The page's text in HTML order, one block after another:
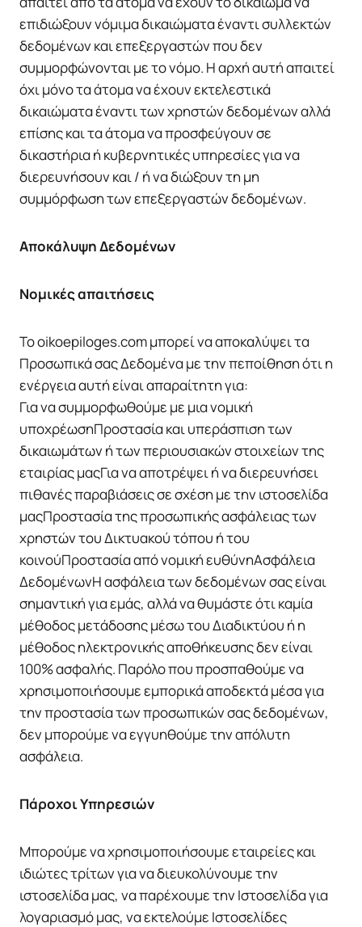
επιδιώξουν νόμιμα δικαιώματα έναντι συλλεκτών
δεδομένων και επεξεργαστών που δεν
συμμορφώνονται με το νόμο. Η αρχή αυτή απαιτεί
όχι μόνο τα άτομα να έχουν εκτελεστικά
δικαιώματα έναντι των χρηστών δεδομένων αλλά
επίσης και τα άτομα να προσφεύγουν σε
δικαστήρια ή κυβερνητικές υπηρεσίες για να
διερευνήσουν και / ή να διώξουν τη μη
συμμόρφωση των επεξεργαστών δεδομένων.
Αποκάλυψη Δεδομένων
Νομικές απαιτήσεις
To oikoepiloges.com μπορεί να αποκαλύψει τα
Προσωπικά σας Δεδομένα με την πεποίθηση ότι η
ενέργεια αυτή είναι απαραίτητη για:
Για να συμμορφωθούμε με μια νομική
υποχρέωσηΠροστασία και υπεράσπιση των
δικαιωμάτων ή των περιουσιακών στοιχείων της
εταιρίας μαςΓια να αποτρέψει ή να διερευνήσει
πιθανές παραβιάσεις σε σχέση με την ιστοσελίδα
μαςΠροστασία της προσωπικής ασφάλειας των
χρηστών του Δικτυακού τόπου ή του
κοινούΠροστασία από νομική ευθύνηΑσφάλεια
ΔεδομένωνΗ ασφάλεια των δεδομένων σας είναι
σημαντική για εμάς, αλλά να θυμάστε ότι καμία
μέθοδος μετάδοσης μέσω του Διαδικτύου ή η
μέθοδος ηλεκτρονικής αποθήκευσης δεν είναι
100% ασφαλής. Παρόλο που προσπαθούμε να
χρησιμοποιήσουμε εμπορικά αποδεκτά μέσα για
την προστασία των προσωπικών σας δεδομένων,
δεν μπορούμε να εγγυηθούμε την απόλυτη
ασφάλεια.
Πάροχοι Υπηρεσιών
Μπορούμε να χρησιμοποιήσουμε εταιρείες και
ιδιώτες τρίτων για να διευκολύνουμε την
ιστοσελίδα μας, να παρέχουμε την Ιστοσελίδα για
λογαριασμό μας, να εκτελούμε Ιστοσελίδες